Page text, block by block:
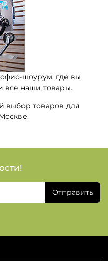
шоурум, где вы
все наши товары.
выбор товаров для
Отправить